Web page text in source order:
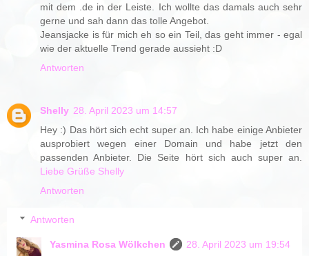
mit dem .de in der Leiste. Ich wollte das damals auch sehr
gerne und sah dann das tolle Angebot.
Jeansjacke is für mich eh so ein Teil, das geht immer - egal
wie der aktuelle Trend gerade aussieht :D
Antworten
Shelly 28. April 2023 um 14:57
Hey :) Das hört sich echt super an. Ich habe einige Anbieter
ausprobiert wegen einer Domain und habe jetzt den
passenden Anbieter. Die Seite hört sich auch super an.
Liebe Grüße Shelly
Antworten
Antworten
Yasmina Rosa Wölkchen
28. April 2023 um 19:54